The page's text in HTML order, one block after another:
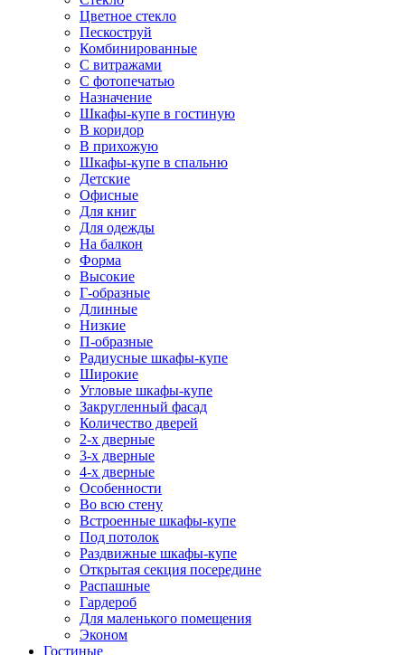
Цветное стекло
Пескоструй
Комбинированные
С витражами
С фотопечатью
Назначение
Шкафы-купе в гостиную
В коридор
В прихожую
Шкафы-купе в спальню
Детские
Офисные
Для книг
Для одежды
На балкон
Форма
Высокие
Г-образные
Длинные
Низкие
П-образные
Радиусные шкафы-купе
Широкие
Угловые шкафы-купе
Закругленный фасад
Количество дверей
2-х дверные
3-х дверные
4-х дверные
Особенности
Во всю стену
Встроенные шкафы-купе
Под потолок
Раздвижные шкафы-купе
Открытая секция посередине
Распашные
Гардероб
Для маленького помещения
Эконом
Гостиные